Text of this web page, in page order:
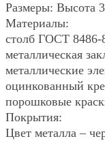
Размеры: Высота
Материалы:
столб ГОСТ
металлическая
металлические
оцинкованный
порошковые
Покрытия:
Цвет металла –